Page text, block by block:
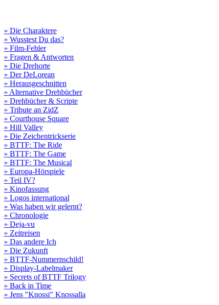
» Die Charaktere
» Wusstest Du das?
» Film-Fehler
» Fragen & Antworten
» Die Drehorte
» Der DeLorean
» Herausgeschnitten
» Alternative Drehbücher
» Drehbücher & Scripte
» Tribute an ZidZ
» Courthouse Square
» Hill Valley
» Die Zeichentrickserie
» BTTF: The Ride
» BTTF: The Game
» BTTF: The Musical
» Europa-Hörspiele
» Teil IV?
» Kinofassung
» Logos international
» Was haben wir gelernt?
» Chronologie
» Deja-vu
» Zeitreisen
» Das andere Ich
» Die Zukunft
» BTTF-Nummernschild!
» Display-Labelmaker
» Secrets of BTTF Trilogy
» Back in Time
» Jens "Knossi" Knossalla